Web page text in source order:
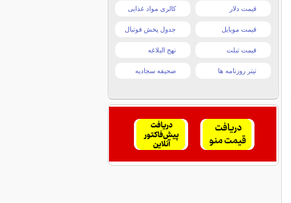
قیمت دلار کالری مواد غذایی
قیمت موبایل جدول پخش فوتبال
قیمت تبلت نهج البلاغه
تیتر روزنامه ها صحیفه سجادیه